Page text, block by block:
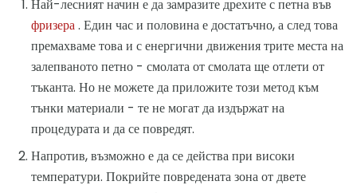
Най-лесният начин е да замразите дрехите с петна във
фризера. Един час и половина е достатъчно, а след това
премахваме това и с енергични движения трите места на
залепваното петно ​​- смолата от смолата ще отлети от
тъканта. Но не можете да приложите този метод към
тънки материали - те не могат да издържат на
процедурата и да се повредят.
Напротив, възможно е да се действа при високи
температури. Покрийте повредената зона от двете